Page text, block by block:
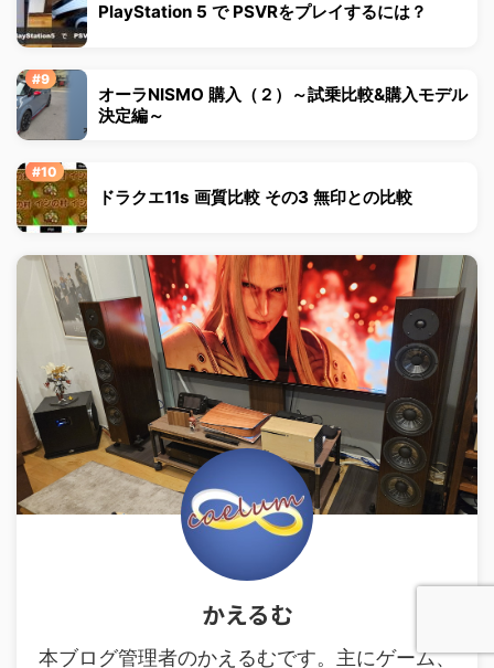
PlayStation 5 で PSVRをプレイするには？
オーラNISMO 購入（２）～試乗比較&購入モデル
決定編～
ドラクエ11s 画質比較 その3 無印との比較
かえるむ
本ブログ管理者のかえるむです。主にゲーム、